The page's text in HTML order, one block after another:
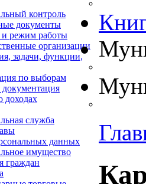
контроль
документы
и режим работы
организации
задачи, функции,
по выборам
доходах
служба
данных
имущество
граждан